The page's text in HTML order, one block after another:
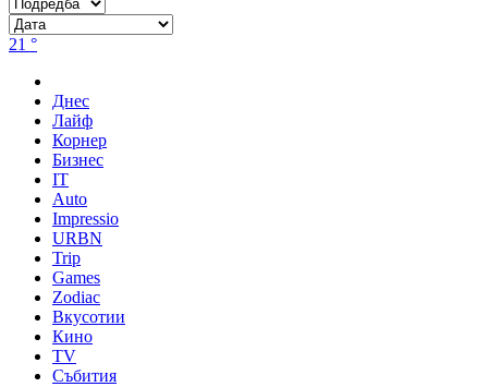
21 °
Днес
Лайф
Корнер
Бизнес
IT
Auto
Impressio
URBN
Trip
Games
Zodiac
Вкусотии
Кино
TV
Събития